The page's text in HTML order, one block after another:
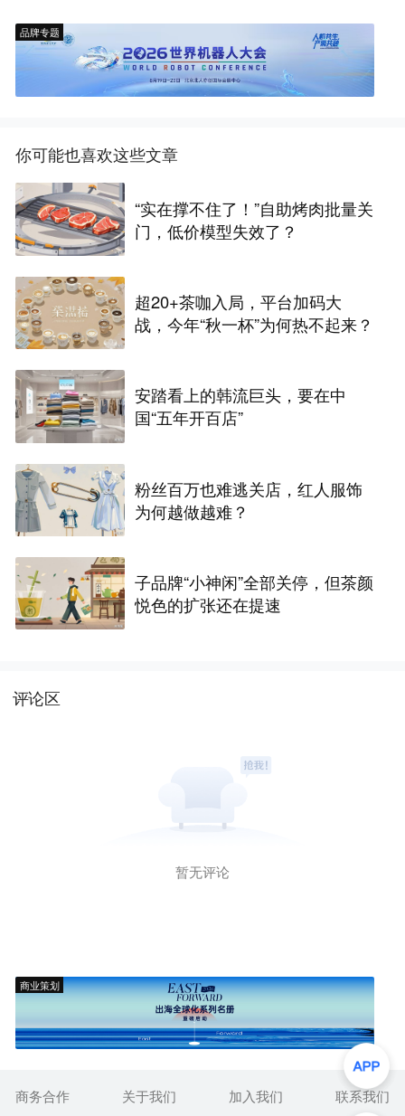
品牌专题
你可能也喜欢这些文章
“实在撑不住了！”自助烤肉批量关
门，低价模型失效了？
超20+茶咖入局，平台加码大
战，今年“秋一杯”为何热不起来？
安踏看上的韩流巨头，要在中
国“五年开百店”
粉丝百万也难逃关店，红人服饰
为何越做越难？
子品牌“小神闲”全部关停，但茶颜
悦色的扩张还在提速
评论区
暂无评论
商业策划
商务合作 关于我们 加入我们 联系我们